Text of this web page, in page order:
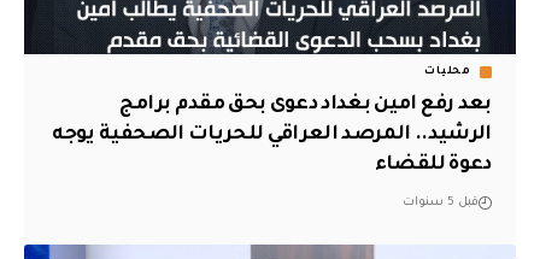
محليات
بعد رفع امين بغداد دعوى بحق مقدم برامج
الرشيد.. المرصد العراقي للحريات الصحفية يوجه
دعوة للقضاء
قبل 5 سنوات